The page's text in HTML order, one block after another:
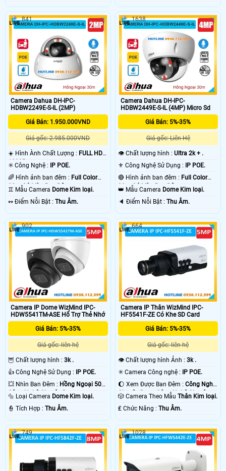
Camera Dahua DH-IPC-
HDBW2249E-S-IL (2MP)
Giá Bán: 1.950.000VND
Giá gốc: 2.985.000VND
☀️ Hình Ành Chất Lượng : FULL HD
1080P .
✳️ Công Nghệ :
IP POE.
🌈 Hình ảnh ban đêm : Full Color
30m Có Màu Ban Ðêm.
♊ Mẫu Camera Dome Kim loại.
️↭ Điểm Nỗi Bật : Thu Âm.
841
Camera Dahua DH-IPC-
HDBW2449E-S-IL (4MP) Micro Sd
Giá Bán: 5%-35%
Giá gốc: Liên Hệ
👁 Chất lượng hình :Ultra 2k + .
⚜️ Công Nghệ Sử Dụng :
IP POE.
🔴 Hình ảnh ban đêm : Full Color
30m Có Màu Ban Ðêm.
👑 Mẫu Camera Dome Kim loại.
️🔈 Điểm Nỗi Bật :Thu Âm.
1638
Camera IP Dome WizMind IPC-
HDW5541TM-ASE Hổ Trợ Thẻ Nhớ
Giá Bán: 5%-35%
Giá gốc: liên hệ
🦉 Chất lượng hình : 3k .
👍 Công Nghệ Sử Dụng :
IP POE.
💥 Nhìn Ban Đêm : Hồng Ngoại 50m
Công Nghệ Chuyên Dụng.
🔩 Loại Camera Dome Kim loại.
️👮 Tích Hợp : Thu Âm.
902
Camera IP Thân WizMind IPC-
HF5541F-ZE Có Khe SD Card
Giá Bán: 5%-35%
Giá gốc: liên hệ
👁 Chất lượng hình Ảnh :3k .
✳️ Camera Công nghệ :
IP POE.
🌔 Xem Được Ban Đêm :Công Nghệ
Chuyên Dụng Công Nghệ Chuyên
🎲 Camera Theo MẫuThân Kim loại.
️₤ Chức Năng :Thu Âm.
664
749 1028